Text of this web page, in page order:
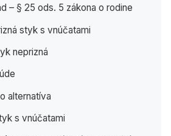
– § 25 ods. 5 zákona o rodine
styk s vnúčatami
neprizná
alternatíva
s vnúčatami